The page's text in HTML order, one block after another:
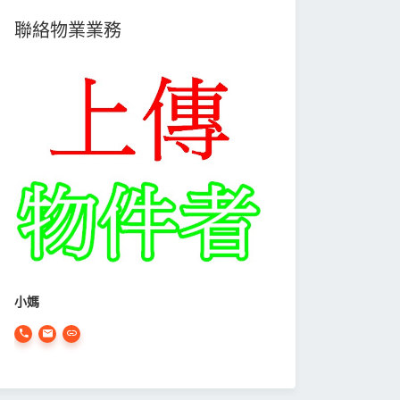
聯絡物業業務
小媽